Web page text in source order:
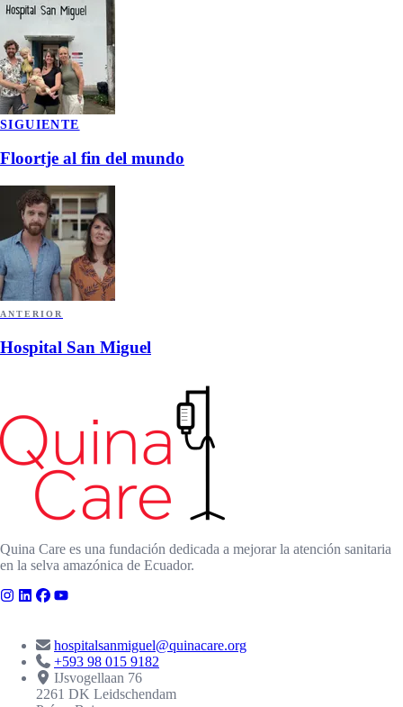
SIGUIENTE
Floortje al fin del mundo
ANTERIOR
Hospital San Miguel
Quina Care es una fundación dedicada a mejorar la atención sanitaria
en la selva amazónica de Ecuador.
hospitalsanmiguel@quinacare.org
+593 98 015 9182
IJsvogellaan 76
2261 DK Leidschendam